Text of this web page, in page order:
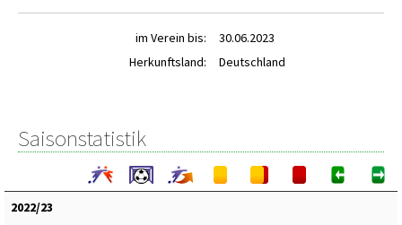
im Verein bis:
30.06.2023
Herkunftsland:
Deutschland
Saisonstatistik
2022/23